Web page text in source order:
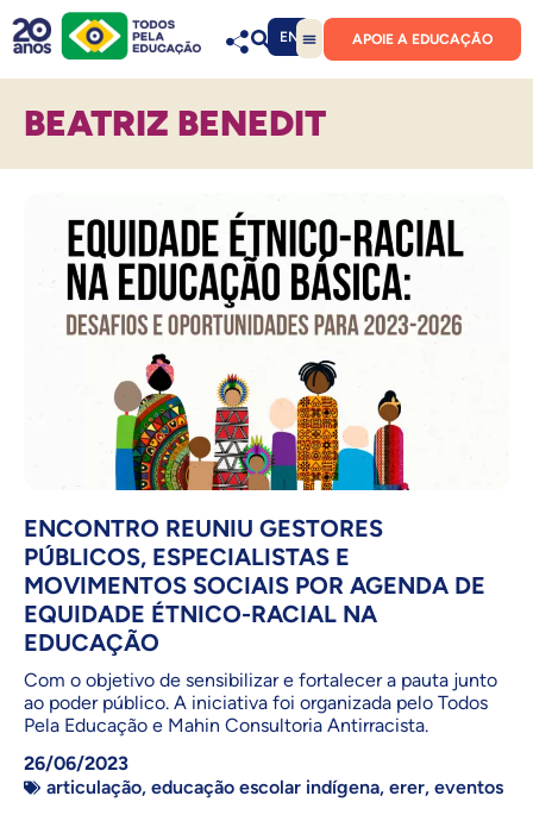
EN APOIE A EDUCAÇÃO
BEATRIZ BENEDIT
ENCONTRO REUNIU GESTORES
PÚBLICOS, ESPECIALISTAS E
MOVIMENTOS SOCIAIS POR AGENDA DE
EQUIDADE ÉTNICO-RACIAL NA
EDUCAÇÃO
Com o objetivo de sensibilizar e fortalecer a pauta junto
ao poder público. A iniciativa foi organizada pelo Todos
Pela Educação e Mahin Consultoria Antirracista.
26/06/2023
articulação, educação escolar indígena, erer, eventos